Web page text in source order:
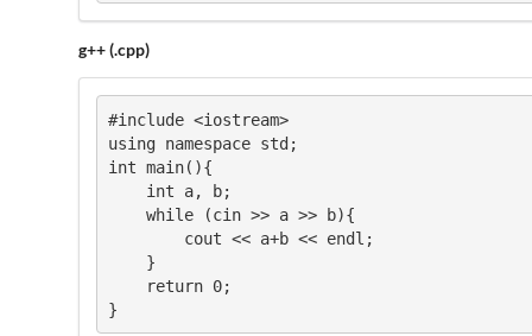
g++ (.cpp)
#include <iostream>
using namespace std;
int main(){
}